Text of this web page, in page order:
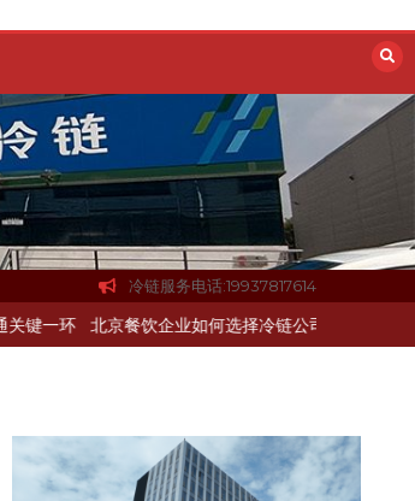
冷链服务电话:19937817614
餐饮企业如何选择冷链公司？ 上海餐饮连锁加速，